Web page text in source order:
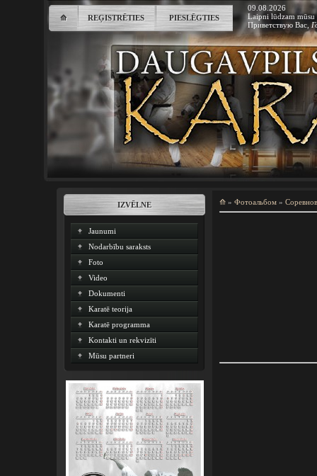
⟰ REĢISTRĒTIES PIESLĒGTIES
09.08.2026
Laipni lūdzam mūsu
Приветствую Вас ,
IZVĒLNE
Jaunumi
Nodarbību saraksts
Foto
Video
Dokumenti
Karatē teorija
Karatē programma
Kontakti un rekvizīti
Mūsu partneri
⟰ » Фотоальбом »